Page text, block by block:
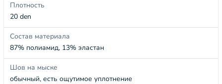
Плотность
20 den
Состав материала
87% полиамид, 13% эластан
Шов на мыске
обычный, есть ощутимое уплотнение